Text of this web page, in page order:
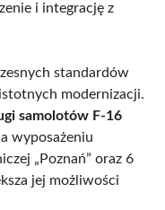
i integrację z
standardów
modernizacji.
samolotów F-16
wyposażeniu
„Poznań” oraz 6
jej możliwości